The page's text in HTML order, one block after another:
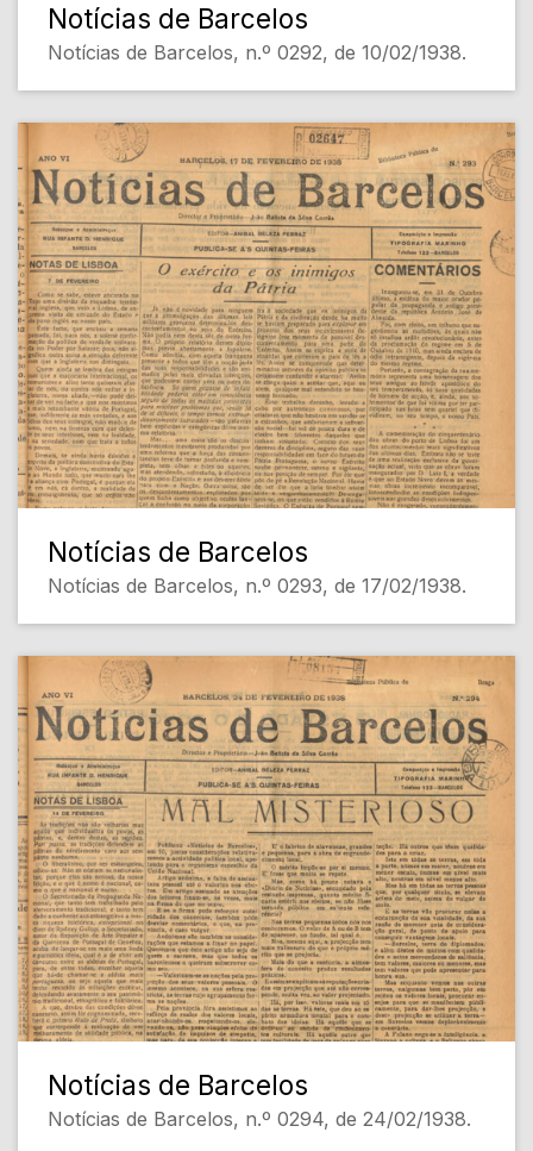
Notícias de Barcelos
Notícias de Barcelos, n.º 0292, de 10/02/1938.
Notícias de Barcelos
Notícias de Barcelos, n.º 0293, de 17/02/1938.
Notícias de Barcelos
Notícias de Barcelos, n.º 0294, de 24/02/1938.